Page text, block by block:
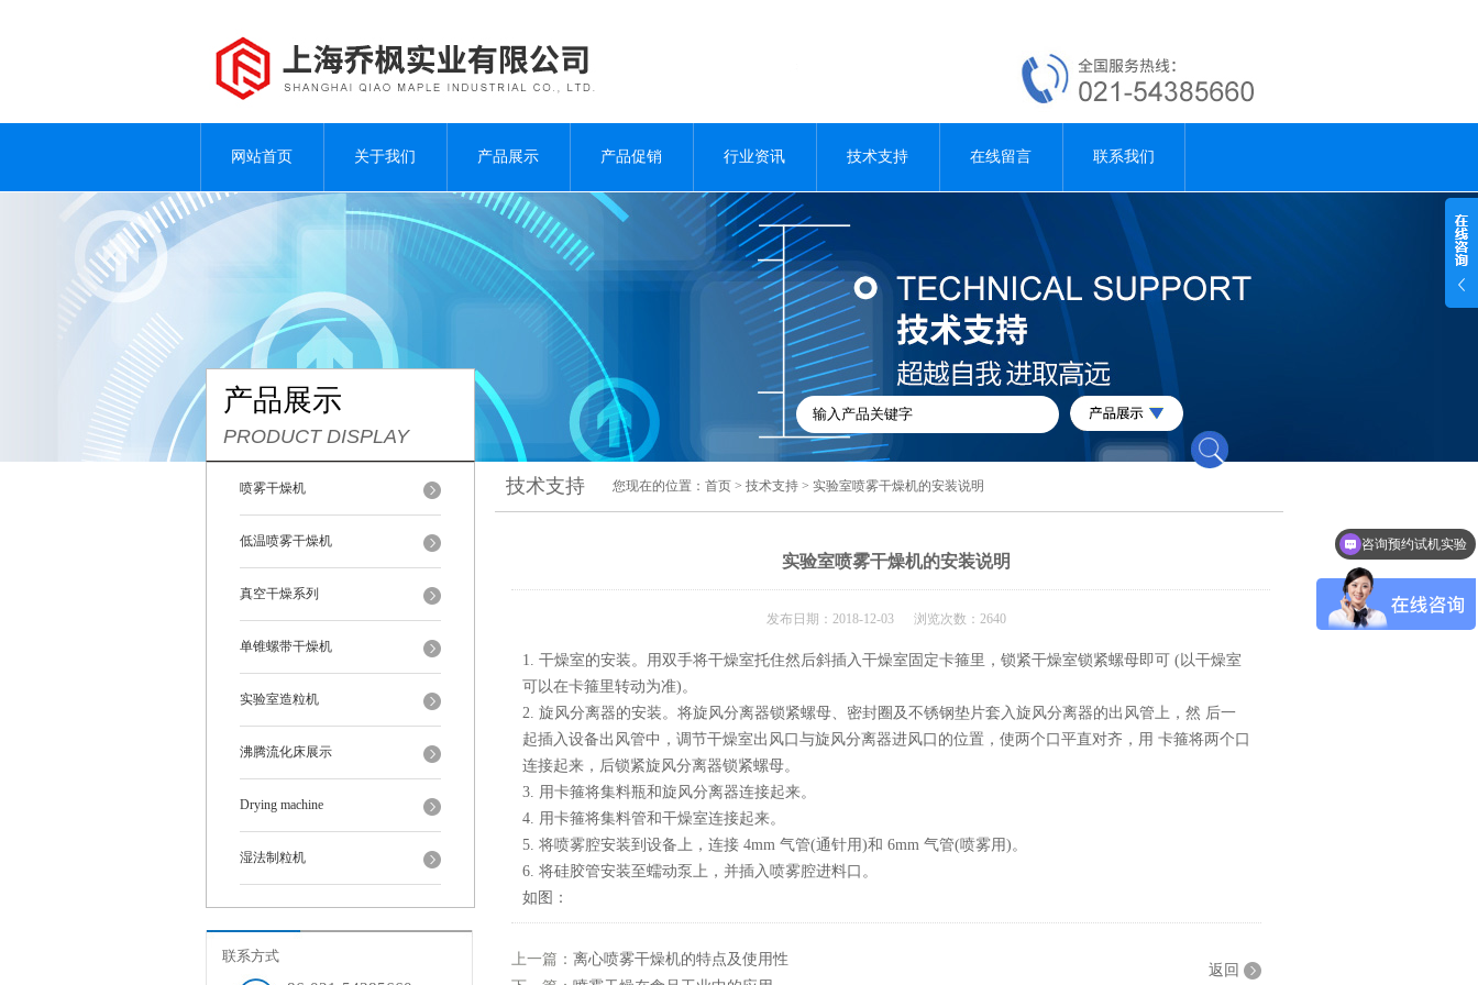
网站首页 关于我们 产品展示 产品促销 行业资讯 技术支持 在线留言 联系我们
产品展示
PRODUCT DISPLAY
喷雾干燥机
低温喷雾干燥机
真空干燥系列
单锥螺带干燥机
实验室造粒机
沸腾流化床展示
Drying machine
湿法制粒机
联系方式
技术支持 您现在的位置： 首页 > 技术支持 > 实验室喷雾干燥机的安装说明
实验室喷雾干燥机的安装说明
发布日期：2018-12-03 浏览次数：2640
1. 干燥室的安装。用双手将干燥室托住然后斜插入干燥室固定卡箍里，锁紧干燥室锁紧螺母即可 (以干燥室
可以在卡箍里转动为准)。
2. 旋风分离器的安装。将旋风分离器锁紧螺母、密封圈及不锈钢垫片套入旋风分离器的出风管上，然 后一
起插入设备出风管中，调节干燥室出风口与旋风分离器进风口的位置，使两个口平直对齐，用 卡箍将两个口
连接起来，后锁紧旋风分离器锁紧螺母。
3. 用卡箍将集料瓶和旋风分离器连接起来。
4. 用卡箍将集料管和干燥室连接起来。
5. 将喷雾腔安装到设备上，连接 4mm 气管(通针用)和 6mm 气管(喷雾用)。
6. 将硅胶管安装至蠕动泵上，并插入喷雾腔进料口。
如图：
上一篇： 离心喷雾干燥机的特点及使用性
返回
咨询预约试机实验